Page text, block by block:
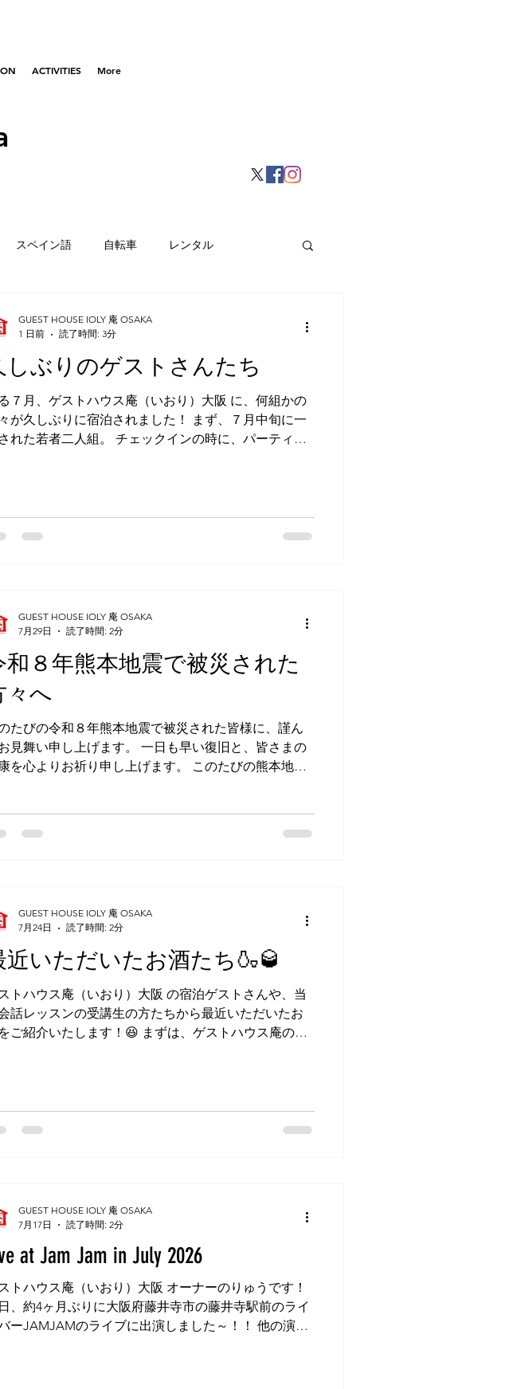
ACTIVITIES More
スペイン語 自転車 レンタル
駅 サンドイッチ アプリコット
寺
しぶりのゲストさんたち
７月、ゲストハウス庵（いおり）大阪 に、何組かの
が久しぶりに宿泊されました！ まず、７月中旬に一
れた若者二人組。 チェックインの時に、パーティシ
😶 当ゲストハウスのウェブサイトか何かの文言を読
いなければ、私がゲストハウスの中で英会話レッス
とが、以前宿泊されていた方を覚えていないのか
？ 「いつ頃、来られましたか？」と伺うと、５、６
前とのこと。 ６年前は羽曳野市で運営していて、５年
藤井寺に移転したことを伝えると、前回の宿泊も同
所、藤井寺だったので５年前だということに。 お一
兵庫県明石市、もう一人は大阪府松原市からお越し
その夜、飲みに行った先は当館から歩いて７分のと
にある、今年オープンしたばかりの居酒屋
GUEST HOUSE IOLY 庵 OSAKA
1 日前
読了時間: 3分
和８年熊本地震で被災された
々へ
たびの令和８年熊本地震で被災された皆様に、謹ん
見舞い申し上げます。 一日も早い復旧と、皆さまの
を心よりお祈り申し上げます。 このたびの熊本地震
本地震の際に三回ほど熊本の被災地でボランティア
害が大きかった益城町（ましきまち）では瓦礫の撤
の通訳をして、御船町（みふねまち）では被災した
屋の中の物の運搬、そして、南阿蘇の牧場では被災し
れなくなった地元の方の代わりに馬のお世話をする
う、活動でした。 益城町では瓦礫の撤去と一緒に、
した家の中から物を出す作業などもあり、悲惨な状
GUEST HOUSE IOLY 庵 OSAKA
7月29日
読了時間: 2分
近いただいたお酒たち🍶🥃
トハウス庵（いおり）大阪 の宿泊ゲストさんや、当
話レッスンの受講生の方たちから最近いただいたお
ご紹介いたします！😆 まずは、ゲストハウス庵の常
、それを彼にインスタグラム・メッセージで伝える
開けにくい場合の対処法がネットに掲載されている
でやってみると、はたして開けることができました！
、飲んでみると、良薬は口に苦しということなので
うか、実に苦かったです…。😅 次に、以前一度お連
と一緒に宿泊された大阪府吹田市にお住まいの60代
が、今は当英会話教室の受講生になってくださって
、オンライン・レッスンではなく、遠路はるばる吹
から対面レッスンを受講しに来られています！ この
GUEST HOUSE IOLY 庵 OSAKA
7月24日
読了時間: 2分
at Jam Jam in July 2026
トハウス庵（いおり）大阪 オーナーのりゅうです！
、約4ヶ月ぶりに大阪府藤井寺市の藤井寺駅前のライ
ーJAMJAMのライブに出演しました～！！ 他の演者
GUEST HOUSE IOLY 庵 OSAKA
7月17日
読了時間: 2分